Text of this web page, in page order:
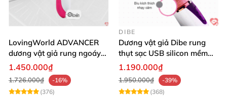
LovingWorld ADVANCER
dương vật giả rung ngoáy
thụt 7 chế độ
1.450.000₫
1.726.000₫
-16%
(376)
DIBE
Dương vật giả Dibe rung
thụt sạc USB silicon mềm
mại thật
1.190.000₫
1.950.000₫
-39%
(368)